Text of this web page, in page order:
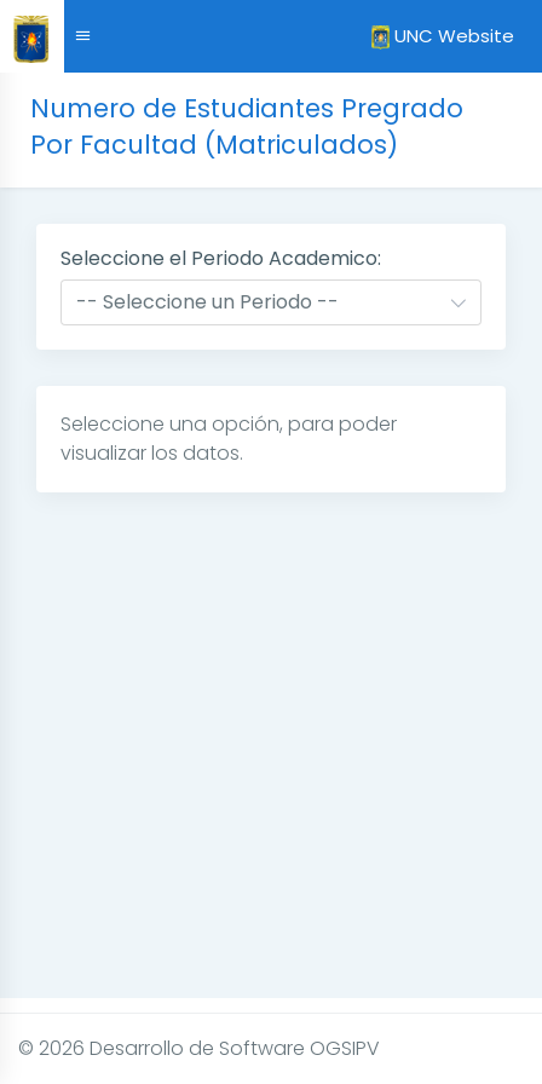
UNC Website
Numero de Estudiantes Pregrado
Por Facultad (Matriculados)
Seleccione el Periodo Academico:
Seleccione una opción, para poder
visualizar los datos.
© 2026 Desarrollo de Software OGSIPV